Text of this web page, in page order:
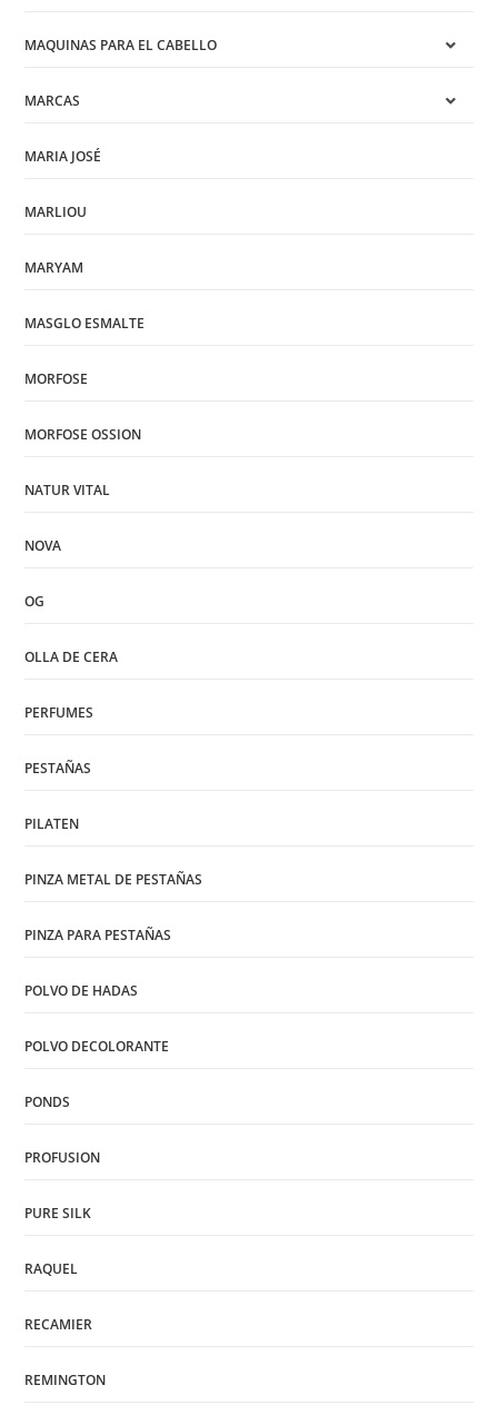
MAQUINAS PARA EL CABELLO
MARCAS
MARIA JOSÉ
MARLIOU
MARYAM
MASGLO ESMALTE
MORFOSE
MORFOSE OSSION
NATUR VITAL
NOVA
OG
OLLA DE CERA
PERFUMES
PESTAÑAS
PILATEN
PINZA METAL DE PESTAÑAS
PINZA PARA PESTAÑAS
POLVO DE HADAS
POLVO DECOLORANTE
PONDS
PROFUSION
PURE SILK
RAQUEL
RECAMIER
REMINGTON